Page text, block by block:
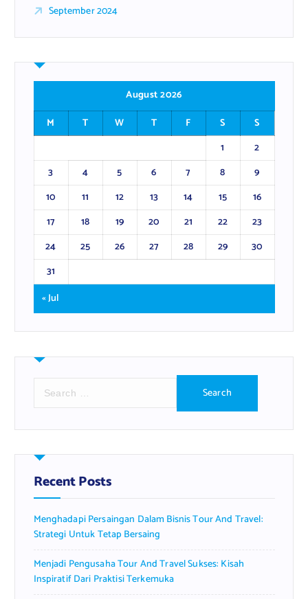
September 2024
August 2026
M
T W T F S
S
1
2
3
4 5 6 7 8
9
10
11 12 13 14 15
16
17
18 19 20 21 22
23
24
25 26 27 28 29
30
31
« Jul
r
h
f
o
:
Recent Posts
Menghadapi Persaingan Dalam Bisnis Tour And Travel:
Strategi Untuk Tetap Bersaing
Menjadi Pengusaha Tour And Travel Sukses: Kisah
Inspiratif Dari Praktisi Terkemuka